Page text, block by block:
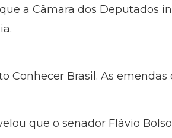
a Câmara dos Deputados
Conhecer Brasil. As
que o senador Flávio